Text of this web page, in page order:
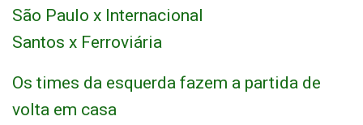
São Paulo x Internacional
Santos x Ferroviária
Os times da esquerda fazem a partida de
volta em casa